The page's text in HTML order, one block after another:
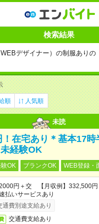
検索結果
デザイナー）の制服ありの
順 人気順
未読
！在宅あり＊基本17時
経験OK
OK ブランクOK WEB登録・
円＋交 【月収例】332,500
払いサービスあり
通費別途支給あり
交通費支給あり